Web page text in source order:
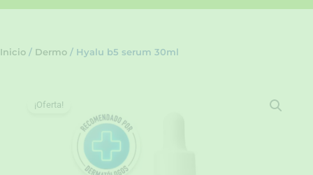
Inicio / Dermo / Hyalu b5 serum 30ml
¡Oferta!